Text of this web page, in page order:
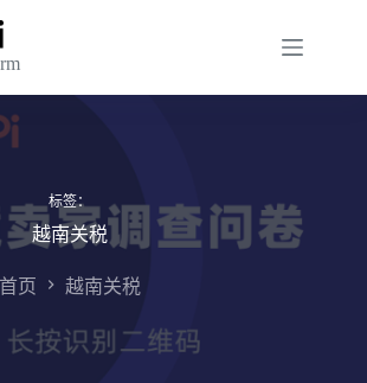
标签：
越南关税
首页 越南关税